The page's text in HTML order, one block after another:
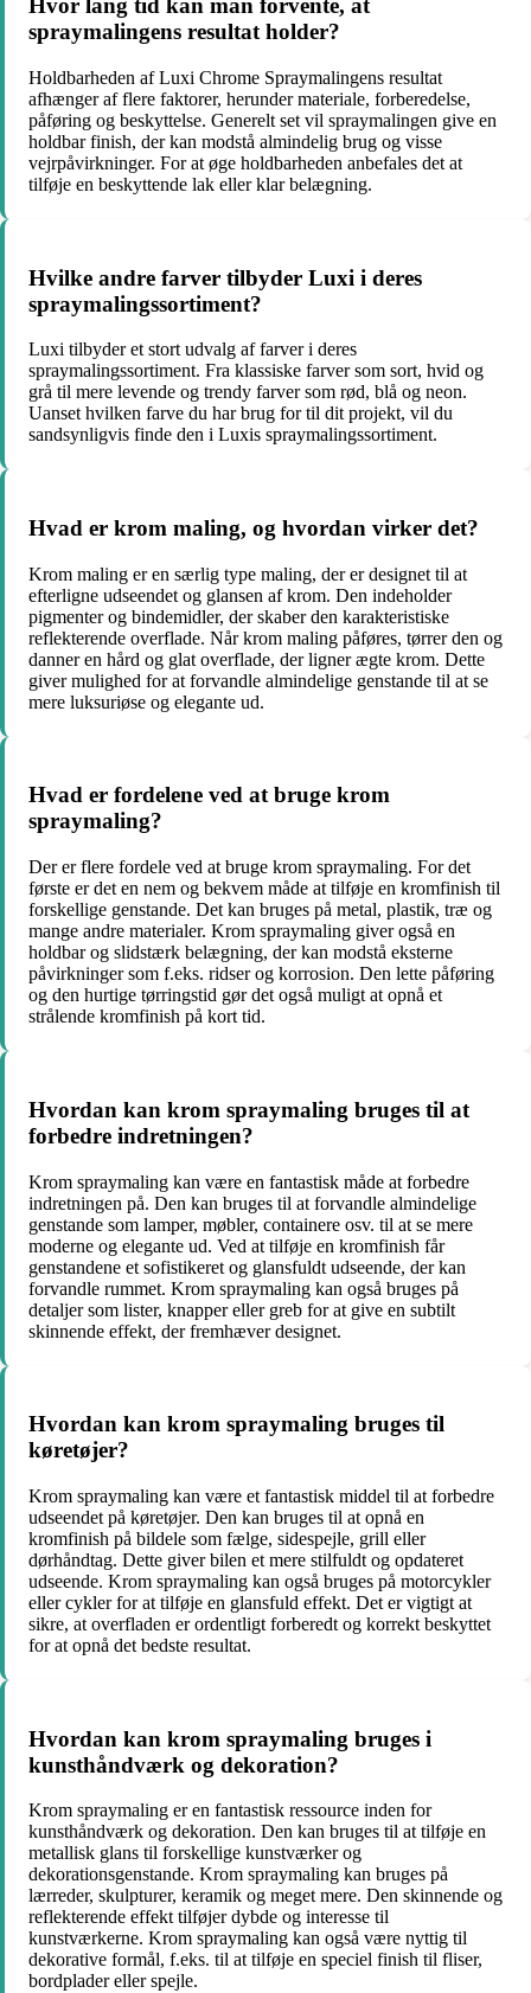
Hvor lang tid kan man forvente, at
spraymalingens resultat holder?
Holdbarheden af Luxi Chrome Spraymalingens resultat
afhænger af flere faktorer, herunder materiale, forberedelse,
påføring og beskyttelse. Generelt set vil spraymalingen give en
holdbar finish, der kan modstå almindelig brug og visse
vejrpåvirkninger. For at øge holdbarheden anbefales det at
tilføje en beskyttende lak eller klar belægning.
Hvilke andre farver tilbyder Luxi i deres
spraymalingssortiment?
Luxi tilbyder et stort udvalg af farver i deres
spraymalingssortiment. Fra klassiske farver som sort, hvid og
grå til mere levende og trendy farver som rød, blå og neon.
Uanset hvilken farve du har brug for til dit projekt, vil du
sandsynligvis finde den i Luxis spraymalingssortiment.
Hvad er krom maling, og hvordan virker det?
Krom maling er en særlig type maling, der er designet til at
efterligne udseendet og glansen af krom. Den indeholder
pigmenter og bindemidler, der skaber den karakteristiske
reflekterende overflade. Når krom maling påføres, tørrer den og
danner en hård og glat overflade, der ligner ægte krom. Dette
giver mulighed for at forvandle almindelige genstande til at se
mere luksuriøse og elegante ud.
Hvad er fordelene ved at bruge krom
spraymaling?
Der er flere fordele ved at bruge krom spraymaling. For det
første er det en nem og bekvem måde at tilføje en kromfinish til
forskellige genstande. Det kan bruges på metal, plastik, træ og
mange andre materialer. Krom spraymaling giver også en
holdbar og slidstærk belægning, der kan modstå eksterne
påvirkninger som f.eks. ridser og korrosion. Den lette påføring
og den hurtige tørringstid gør det også muligt at opnå et
strålende kromfinish på kort tid.
Hvordan kan krom spraymaling bruges til at
forbedre indretningen?
Krom spraymaling kan være en fantastisk måde at forbedre
indretningen på. Den kan bruges til at forvandle almindelige
genstande som lamper, møbler, containere osv. til at se mere
moderne og elegante ud. Ved at tilføje en kromfinish får
genstandene et sofistikeret og glansfuldt udseende, der kan
forvandle rummet. Krom spraymaling kan også bruges på
detaljer som lister, knapper eller greb for at give en subtilt
skinnende effekt, der fremhæver designet.
Hvordan kan krom spraymaling bruges til
køretøjer?
Krom spraymaling kan være et fantastisk middel til at forbedre
udseendet på køretøjer. Den kan bruges til at opnå en
kromfinish på bildele som fælge, sidespejle, grill eller
dørhåndtag. Dette giver bilen et mere stilfuldt og opdateret
udseende. Krom spraymaling kan også bruges på motorcykler
eller cykler for at tilføje en glansfuld effekt. Det er vigtigt at
sikre, at overfladen er ordentligt forberedt og korrekt beskyttet
for at opnå det bedste resultat.
Hvordan kan krom spraymaling bruges i
kunsthåndværk og dekoration?
Krom spraymaling er en fantastisk ressource inden for
kunsthåndværk og dekoration. Den kan bruges til at tilføje en
metallisk glans til forskellige kunstværker og
dekorationsgenstande. Krom spraymaling kan bruges på
lærreder, skulpturer, keramik og meget mere. Den skinnende og
reflekterende effekt tilføjer dybde og interesse til
kunstværkerne. Krom spraymaling kan også være nyttig til
dekorative formål, f.eks. til at tilføje en speciel finish til fliser,
bordplader eller spejle.